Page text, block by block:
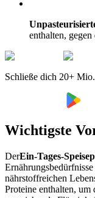
enthalten,
Schließe dich 20+
Wichtigste
DerEin-Tages-
nährstoffreichen
Proteine enthalten, um